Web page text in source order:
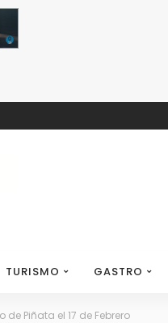
TURISMO GASTRO
Piñata el 17 de Febrero